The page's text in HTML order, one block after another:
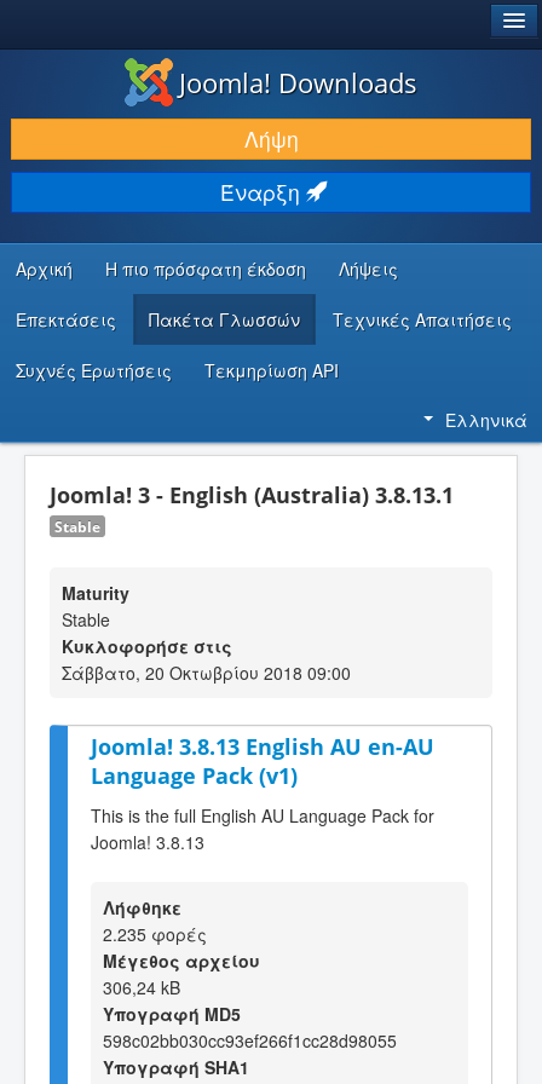
ΛΉΨΕΙΣ & ΕΠΕΚΤΆΣΕΙΣ
ΕΎΡΕΣΗ & ΜΆΘΗΣΗ
ΚΟΙΝΌΤΗΤΑ & ΥΠΟΣΤΉΡΙΞΗ
ΠΌΡΟΙ ΠΡΟΓΡΑΜΜΑΤΙΣΤΏΝ
Joomla! Downloads
Λήψη
Έναρξη
Αρχική Η πιο πρόσφατη έκδοση Λήψεις
Επεκτάσεις Πακέτα Γλωσσών Τεχνικές Απαιτήσεις
Συχνές Ερωτήσεις Τεκμηρίωση API
Ελληνικά
Joomla! 3 - English (Australia) 3.8.13.1
Stable
Maturity
Stable
Κυκλοφορήσε στις
Σάββατο, 20 Οκτωβρίου 2018 09:00
Joomla! 3.8.13 English AU en-AU
Language Pack (v1)
This is the full English AU Language Pack for
Joomla! 3.8.13
Λήφθηκε
2.235 φορές
Μέγεθος αρχείου
306,24 kB
Υπογραφή MD5
598c02bb030cc93ef266f1cc28d98055
Υπογραφή SHA1